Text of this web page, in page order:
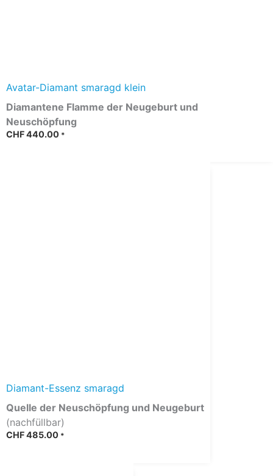
Avatar-Diamant smaragd klein
Diamantene Flamme der Neugeburt und
Neuschöpfung
CHF440.00 *
Diamant-Essenz smaragd
Quelle der Neuschöpfung und Neugeburt
(nachfüllbar)
CHF485.00 *